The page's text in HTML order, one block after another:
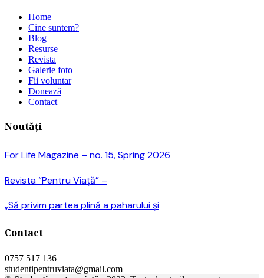
Home
Cine suntem?
Blog
Resurse
Revista
Galerie foto
Fii voluntar
Donează
Contact
Noutăți
For Life Magazine – no. 15, Spring 2026
Revista “Pentru Viață” –
„Să privim partea plină a paharului și
Contact
0757 517 136
studentipentruviata@gmail.com